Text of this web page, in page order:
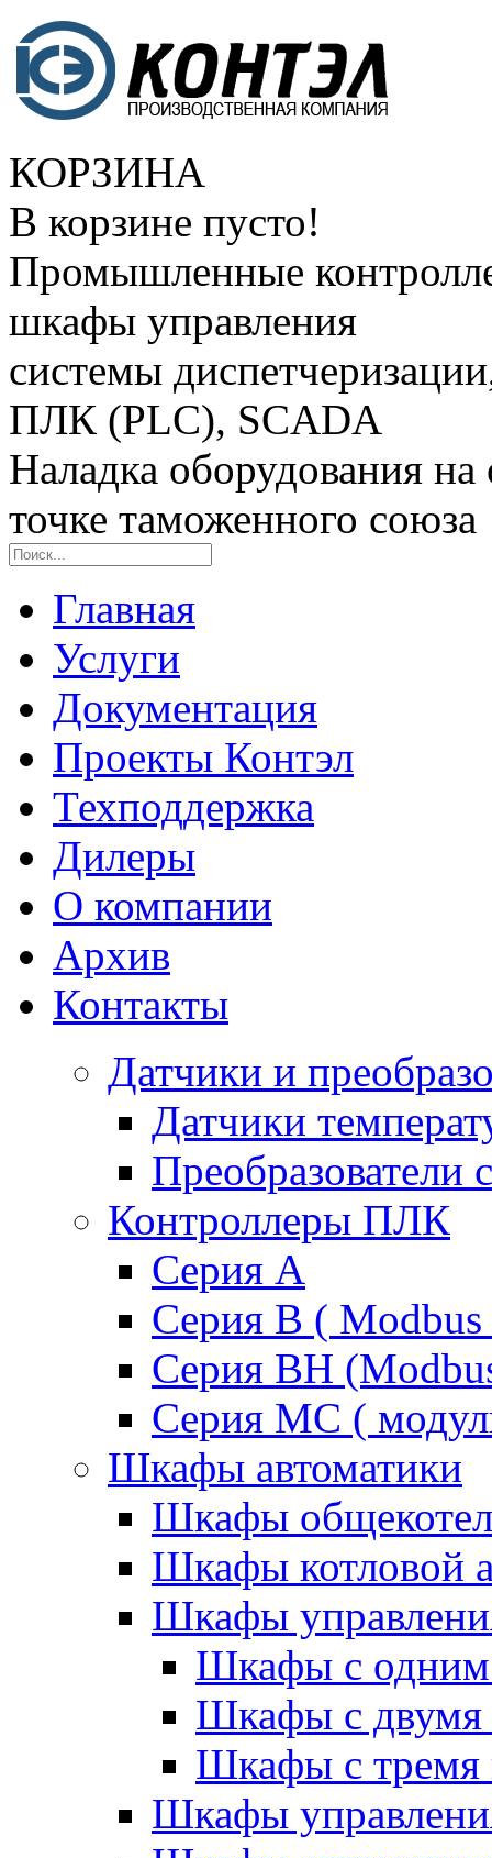
КОРЗИНА
В корзине пусто!
Промышленные
шкафы управления
системы
ПЛК (PLC), SCADA
Наладка оборудования на
точке таможенного союза
Главная
Услуги
Документация
Проекты Контэл
Техподдержка
Дилеры
О компании
Архив
Контакты
Датчики и
Датчики
Преобразователи
Контроллеры ПЛК
Серия A
Серия В ( Modbus
Серия BH
Серия MC (
Шкафы автоматики
Шкафы
Шкафы котловой
Шкафы
Шкафы с одним
Шкафы с двумя
Шкафы с тремя
Шкафы